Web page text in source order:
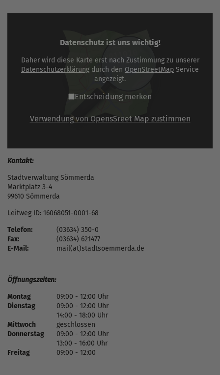
Datenschutz ist uns wichtig!
Daher wird diese Karte erst nach Zustimmung zu unserer
Datenschutzerklärung durch den OpenStreetMap Service
angezeigt.
Entscheidung merken
Verwendung von OpensSreet Map zustimmen
Kontakt:
Stadtverwaltung Sömmerda
Marktplatz 3-4
99610 Sömmerda
Leitweg ID: 16068051-0001-68
Telefon:
(03634) 350-0
Fax:
(03634) 621477
E-Mail:
mail(at)stadtsoemmerda.de
Öffnungszeiten:
Montag
09:00 - 12:00 Uhr
Dienstag
09:00 - 12:00 Uhr
14:00 - 18:00 Uhr
Mittwoch
geschlossen
Donnerstag
09:00 - 12:00 Uhr
13:00 - 16:00 Uhr
Freitag
09:00 - 12:00